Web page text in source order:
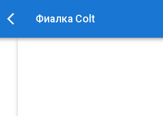
Фиалка Colt